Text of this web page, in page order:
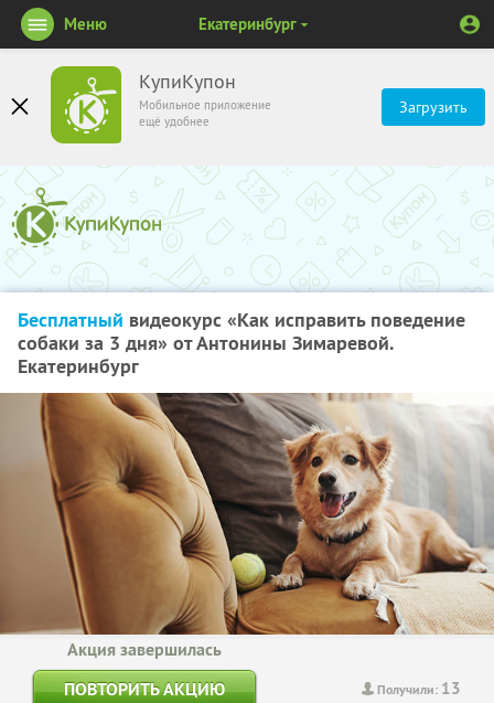
КупиКупон
Мобильное приложение
ещё удобнее
Загрузить
Меню Екатеринбург
Бесплатный видеокурс «Как исправить поведение
собаки за 3 дня» от Антонины Зимаревой.
Екатеринбург
Получили: 13
Акция завершилась
ПОВТОРИТЬ АКЦИЮ